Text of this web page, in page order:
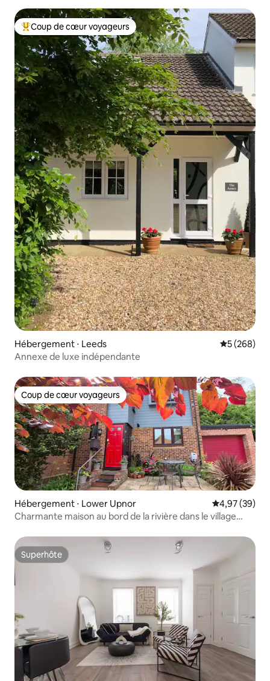
Coups de cœur voyageurs les plus appréciés
Coup de cœur voyageurs
Hébergement ⋅ Leeds Évaluation
5 (268)
Annexe de luxe indépendante
Coup de cœur voyageurs
Coup de cœur voyageurs
Hébergement ⋅ Lower Upnor Évaluation
4,97 (39)
Charmante maison au bord de la rivière dans le village
Superhôte
Superhôte